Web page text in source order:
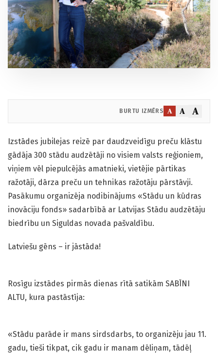
BURTU IZMĒRS A A A
Izstādes jubilejas reizē par daudzveidīgu preču klāstu
gādāja 300 stādu audzētāji no visiem valsts reģioniem,
viņiem vēl piepulcējās amatnieki, vietējie pārtikas
ražotāji, dārza preču un tehnikas ražotāju pārstāvji.
Pasākumu organizēja nodibinājums «Stādu un kūdras
inovāciju fonds» sadarbībā ar Latvijas Stādu audzētāju
biedrību un Siguldas novada pašvaldību.
Latviešu gēns – ir jāstāda!
Rosīgu izstādes pirmās dienas rītā satikām SABĪNI
ALTU, kura pastāstīja:
«Stādu parāde ir mans sirdsdarbs, to organizēju jau 11.
gadu, tieši tikpat, cik gadu ir manam dēliņam, tādēļ